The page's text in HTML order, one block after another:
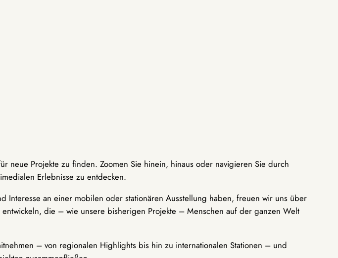
neue Projekte zu finden. Zoomen Sie hinein, hinaus oder navigieren Sie durch
Erlebnisse zu entdecken.
an einer mobilen oder stationären Ausstellung haben, freuen wir uns über
die – wie unsere bisherigen Projekte – Menschen auf der ganzen Welt
– von regionalen Highlights bis hin zu internationalen Stationen – und